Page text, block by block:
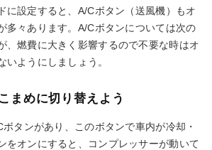
に設定すると、A/Cボタン（送風機）もオ
多々あります。A/Cボタンについては次の
、燃費に大きく影響するので不要な時はオ
いようにしましょう。
まめに切り替えよう
タンがあり、このボタンで車内が冷却・
をオンにすると、コンプレッサーが動いて